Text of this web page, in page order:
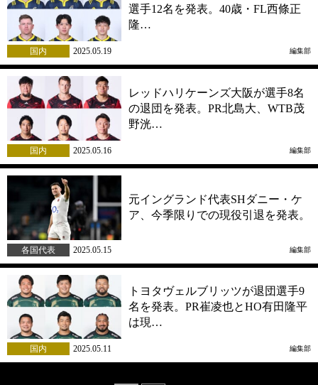
選手12名を発表。40歳・FL西條正
隆…
国内 2025.05.19 編集部
レッドハリケーンズ大阪が選手8名
の退団を発表。PR北島大、WTB茂
野洸…
国内 2025.05.16 編集部
元イングランド代表SHダニー・ケ
ア、今季限りでの現役引退を発表。
各国代表 2025.05.15 編集部
トヨタヴェルブリッツが退団選手9
名を発表。PR崔凌也とHO有田隆平
は現…
国内 2025.05.11 編集部